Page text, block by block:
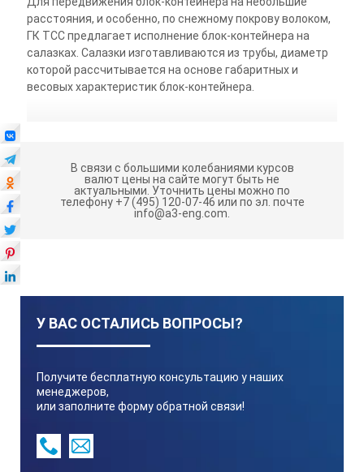
расстояния, и особенно, по снежному покрову волоком,
ГК ТСС предлагает исполнение блок-контейнера на
салазках. Салазки изготавливаются из трубы, диаметр
которой рассчитывается на основе габаритных и
весовых характеристик блок-контейнера.
В связи с большими колебаниями курсов
валют цены на сайте могут быть не
актуальными. Уточнить цены можно по
телефону +7 (495) 120-07-46 или по эл. почте
info@a3-eng.com.
У ВАС ОСТАЛИСЬ ВОПРОСЫ?
Получите бесплатную консультацию у наших
менеджеров,
или заполните форму обратной связи!